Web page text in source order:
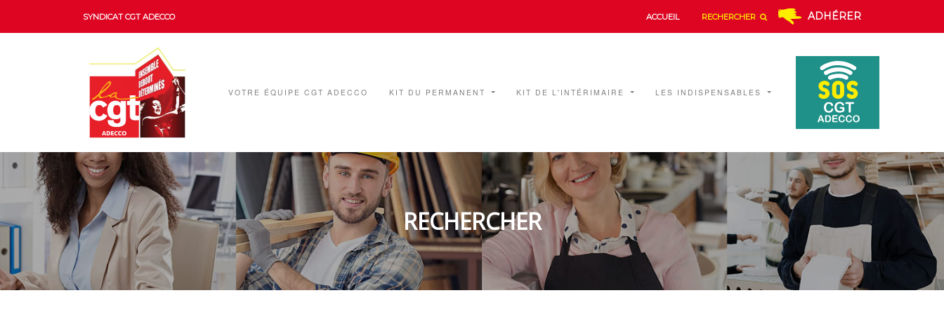
SYNDICAT CGT ADECCO ACCUEIL RECHERCHER ADHÉRER
VOTRE ÉQUIPE CGT ADECCO KIT DU PERMANENT KIT DE L'INTÉRIMAIRE LES INDISPENSABLES
RECHERCHER